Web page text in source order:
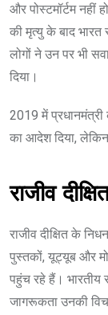
और पोस्टमॉर्टम नहीं
की मृत्यु के बाद
लोगों ने उन पर भी
दिया।
2019 में
का आदेश दिया,
राजीव
राजीव दीक्षित के
पुस्तकों, यूट्यूब और
पहुंच रहे हैं। भारतीय
जागरूकता उनकी